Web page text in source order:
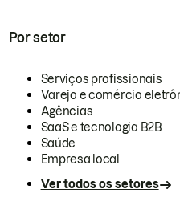
Por setor
Serviços profissionais
Varejo e comércio
Agências
SaaS e tecnologia B2B
Saúde
Empresa local
Ver todos os setores